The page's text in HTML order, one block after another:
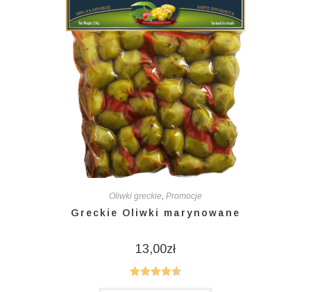
Oliwki greckie, Promocje
Greckie Oliwki marynowane
13,00zł
Oceniono